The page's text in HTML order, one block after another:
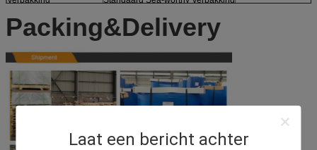
Laat een bericht achter
Packing&Delivery